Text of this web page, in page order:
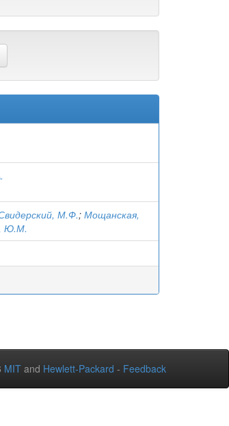
М.Ф.; Мощанская,
Ю.М.
MIT and Hewlett-Packard - Feedback